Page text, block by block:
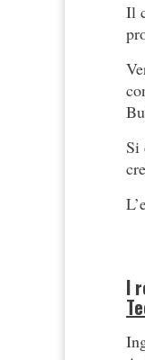
Il
Si
I